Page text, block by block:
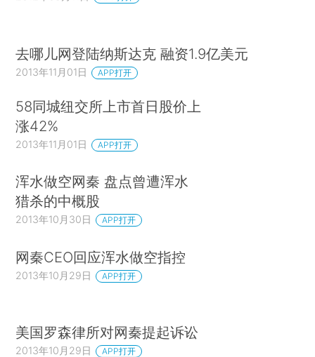
去哪儿网登陆纳斯达克 融资1.9亿美元
2013年11月01日 APP打开
58同城纽交所上市首日股价上
涨42%
2013年11月01日 APP打开
浑水做空网秦 盘点曾遭浑水
猎杀的中概股
2013年10月30日 APP打开
网秦CEO回应浑水做空指控
2013年10月29日 APP打开
美国罗森律所对网秦提起诉讼
2013年10月29日 APP打开